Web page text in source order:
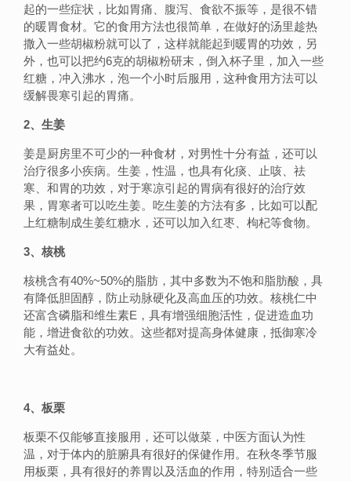
起的一些症状，比如胃痛、腹泻、食欲不振等，是很不错
的暖胃食材。它的食用方法也很简单，在做好的汤里趁热
撒入一些胡椒粉就可以了，这样就能起到暖胃的功效，另
外，也可以把约6克的胡椒粉研末，倒入杯子里，加入一些
红糖，冲入沸水，泡一个小时后服用，这种食用方法可以
缓解畏寒引起的胃痛。
2、生姜
姜是厨房里不可少的一种食材，对男性十分有益，还可以
治疗很多小疾病。生姜，性温，也具有化痰、止咳、祛
寒、和胃的功效，对于寒凉引起的胃病有很好的治疗效
果，胃寒者可以吃生姜。吃生姜的方法有多，比如可以配
上红糖制成生姜红糖水，还可以加入红枣、枸杞等食物。
3、核桃
核桃含有40%~50%的脂肪，其中多数为不饱和脂肪酸，具
有降低胆固醇，防止动脉硬化及高血压的功效。核桃仁中
还富含磷脂和维生素E，具有增强细胞活性，促进造血功
能，增进食欲的功效。这些都对提高身体健康，抵御寒冷
大有益处。
4、板栗
板栗不仅能够直接服用，还可以做菜，中医方面认为性
温，对于体内的脏腑具有很好的保健作用。在秋冬季节服
用板栗，具有很好的养胃以及活血的作用，特别适合一些